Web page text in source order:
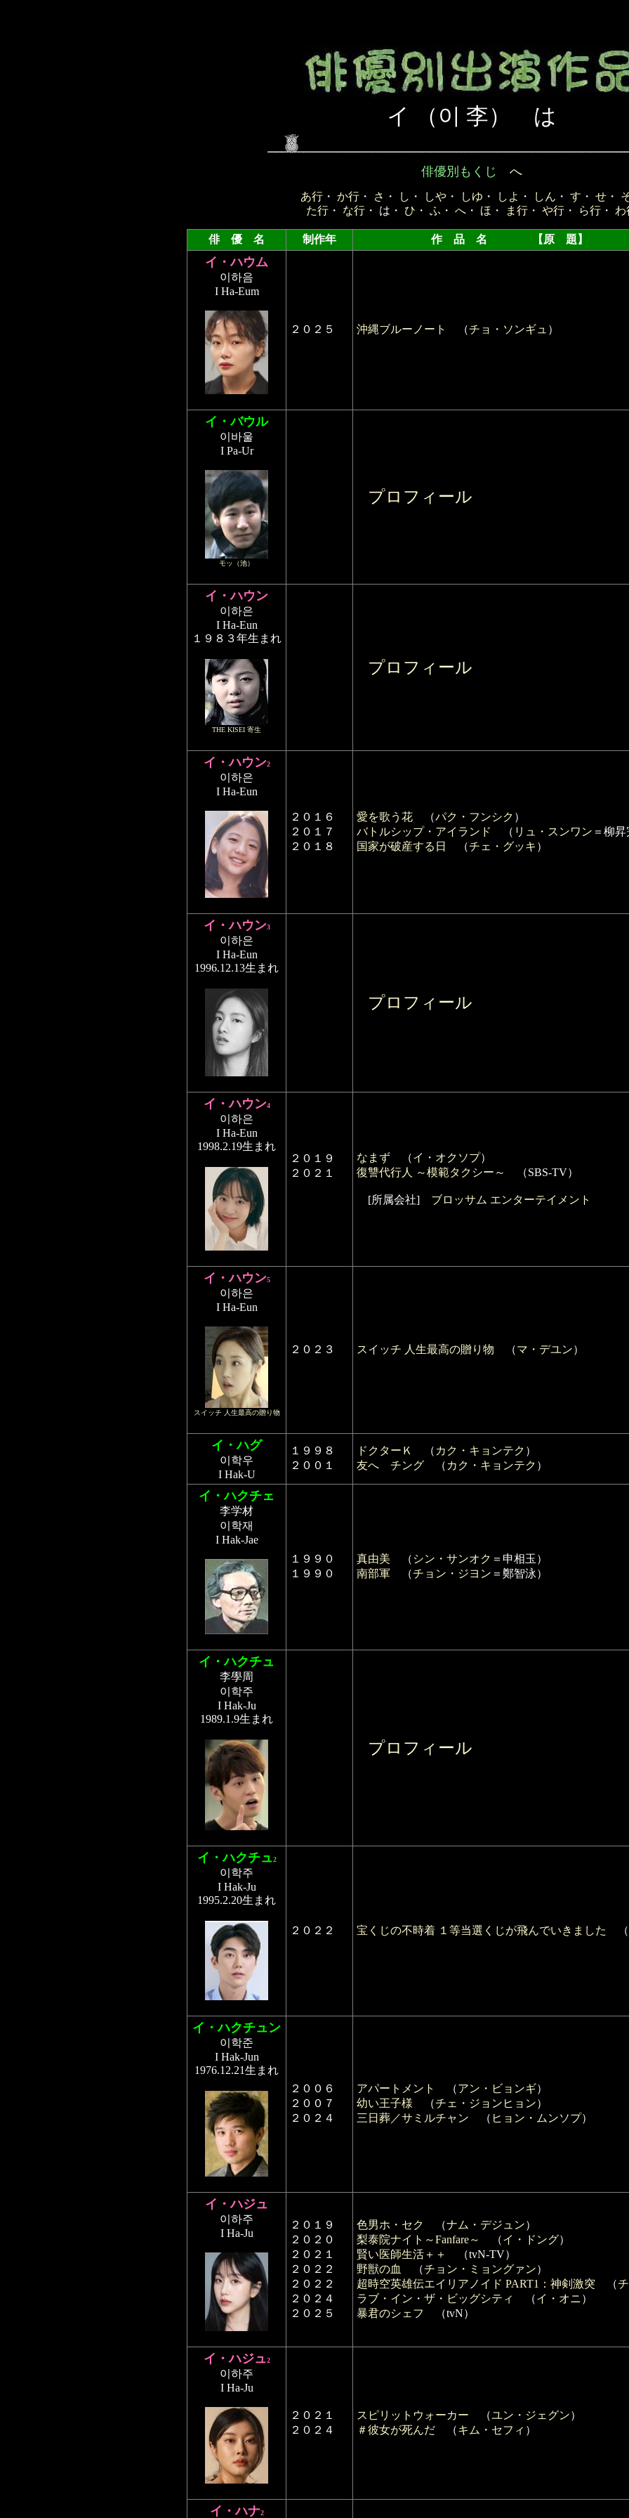
イ （이 李） は
俳優別もくじ へ
あ行 ・ か行 ・ さ ・ し ・ しや ・ しゆ ・ しよ ・ しん ・ す ・ せ ・
た行 ・ な行 ・ は・ ひ ・ ふ ・ へ ・ ほ ・ ま行 ・ や行 ・ ら行 ・ わ
俳 優 名 制作年 作 品 名 【原 題】 （監
イ・ハウム
이하음
I Ha-Eum
２０２５ 沖縄ブルーノート （チョ・ソンギュ ）
イ・バウル
이바울
I Pa-Ur
モッ（池）
プロフィール
イ・ハウン
이하은
I Ha-Eun
１９８３年生まれ
THE KISEI 寄生
プロフィール
イ・ハウン2
이하은
I Ha-Eun
２０１６
２０１７
２０１８
愛を歌う花（パク・フンシク ）
バトルシップ・アイランド
（ リュ・スンワン ＝柳
国家が破産する日
（チェ・グッキ ）
イ・ハウン3
이하은
I Ha-Eun
1996.12.13生まれ
プロフィール
イ・ハウン4
이하은
I Ha-Eun
1998.2.19生まれ
２０１９
２０２１
なまず（イ・オクソプ）
復讐代行人 ～模範タクシー～
（SBS-TV）
[所属会社] ブロッサム エンターテイメント
イ・ハウン5
이하은
I Ha-Eun
スイッチ 人生最高の贈り物
２０２３ スイッチ 人生最高の贈り物 （マ・デユン）
イ・ハグ
이학우
I Hak-U
１９９８
２００１
ドクターＫ （ カク・キョンテク ）
友へ チング（ カク・キョンテク ）
イ・ハクチェ
李学材
이학재
I Hak-Jae
１９９０
１９９０
真由美 （ シン・サンオク ＝申相玉）
南部軍（チョン・ジヨン ＝鄭智泳）
イ・ハクチュ
李學周
이학주
I Hak-Ju
1989.1.9生まれ
プロフィール
イ・ハクチュ2
이학주
I Hak-Ju
1995.2.20生まれ
２０２２ 宝くじの不時着 １等当選くじが飛んでいきました （
イ・ハクチュン
이학준
I Hak-Jun
1976.12.21生まれ
２００６
２００７
２０２４
アパートメント （アン・ビョンギ）
幼い王子様 （チェ・ジョンヒョン）
三日葬／サミルチャン （ ヒョン・ムンソプ）
イ・ハジュ
이하주
I Ha-Ju
２０１９
２０２０
２０２１
２０２２
２０２２
２０２４
２０２５
色男ホ・セク （ナム・デジュン）
梨泰院ナイト～Fanfare～
（イ・ドング）
賢い医師生活＋＋
（tvN-TV）
野獣の血
（チョン・ミョングァン）
超時空英雄伝エイリアノイド PART1：神剣激突 （
ラブ・イン・ザ・ビッグシティ
（イ・オニ）
暴君のシェフ
（tvN）
イ・ハジュ2
이하주
I Ha-Ju
２０２１
２０２４
スピリットウォーカー （ユン・ジェグン）
＃彼女が死んだ（キム・セフィ ）
イ・ハナ2